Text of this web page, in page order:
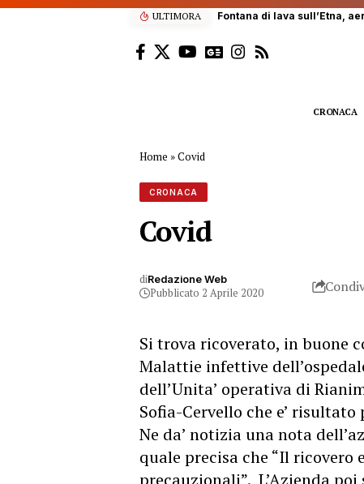
ULTIMORA Fontana di lava sull’Etna,
CRONACA
Home »Covid
CRONACA
Covid
diRedazione Web
Pubblicato 2 Aprile 2020
Si trova ricoverato, in buone
Malattie infettive
dell’Unita’ operativa di
Sofia-Cervello che e’
Ne da’ notizia una nota
quale precisa che “Il ricovero
precauzionali”. L’Azienda